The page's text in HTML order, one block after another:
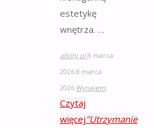
estetykę
wnętrza. …
allcity.pl 8 marca
2026 8 marca
2026 Wynajem
Czytaj
więcej "Utrzymanie